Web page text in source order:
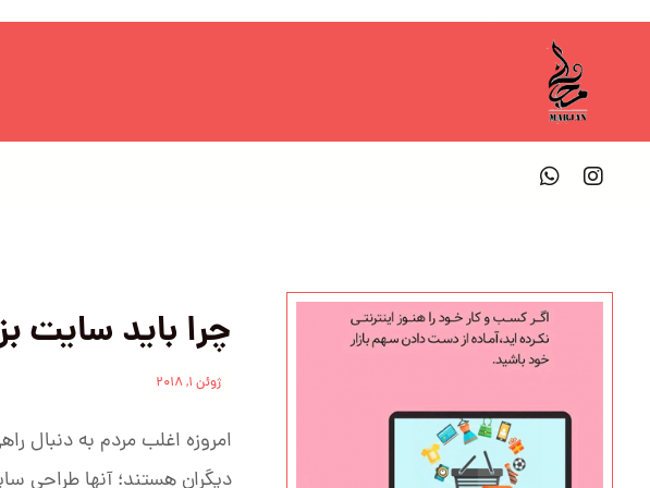
چرا باید سایت
ژوئن ۱, ۲۰۱۸
امروزه اغلب مردم به دنبال
دیگران هستند؛ آنها طراحی